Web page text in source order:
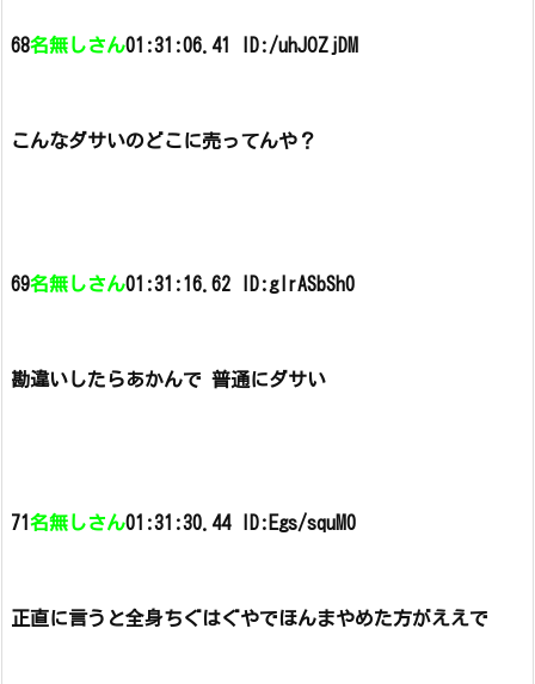
68名無しさん01:31:06.41 ID:/uhJOZjDM
こんなダサいのどこに売ってんや？
69名無しさん01:31:16.62 ID:gIrASbSh0
勘違いしたらあかんで 普通にダサい
71 名無しさん01:31:30.44 ID:Egs/squM0
正直に言うと全身ちぐはぐやでほんまやめた方がええで